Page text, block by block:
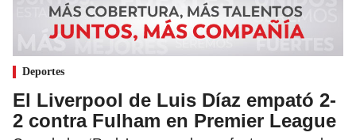
Deportes
El Liverpool de Luis Díaz empató 2-
2 contra Fulham en Premier League